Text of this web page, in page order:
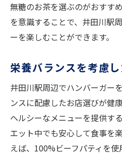
無糖のお茶を選ぶのがおすす
を意識することで、井田川駅
ーを楽しむことができます。
栄養バランスを考慮
井田川駅周辺でハンバーガー
ンスに配慮したお店選びが健
ヘルシーなメニューを提供す
エット中でも安心して食事を
えば、100%ビーフパティを